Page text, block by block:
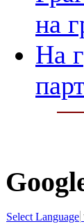
на
На
Select Language